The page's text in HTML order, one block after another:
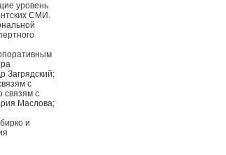
уровень
СМИ.
Загрядский;
с
связям с
Маслова;
и